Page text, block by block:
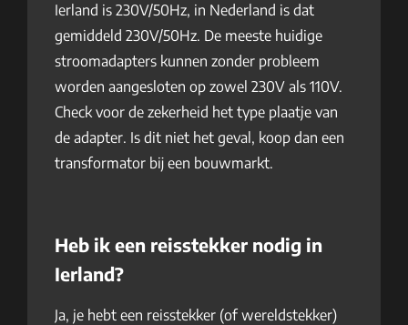
Ierland is 230V/50Hz, in Nederland is dat
gemiddeld 230V/50Hz. De meeste huidige
stroomadapters kunnen zonder probleem
worden aangesloten op zowel 230V als 110V.
Check voor de zekerheid het type plaatje van
de adapter. Is dit niet het geval, koop dan een
transformator bij een bouwmarkt.
Heb ik een reisstekker nodig in
Ierland?
Ja, je hebt een reisstekker (of wereldstekker)